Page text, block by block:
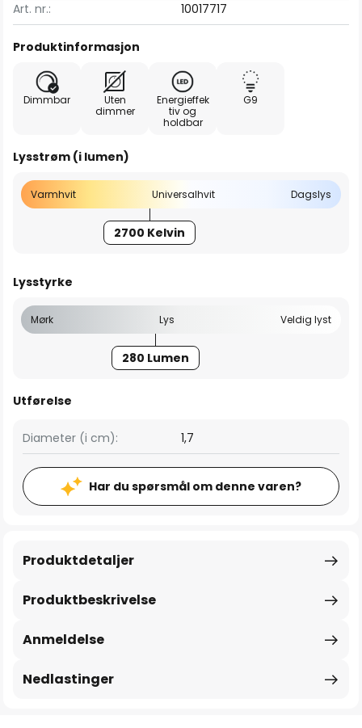
Art. nr.:
10017717
Produktinformasjon
Dimmbar
Uten
dimmer
Energieffek
tiv og
holdbar
G9
Lysstrøm (i lumen)
Varmhvit Universalhvit Dagslys
2700 Kelvin
Lysstyrke
Mørk Lys Veldig lyst
280 Lumen
Utførelse
Diameter (i cm): 1,7
Har du spørsmål om denne varen?
Produktbeskrivelse
Produktdetaljer
Anmeldelse
Nedlastinger